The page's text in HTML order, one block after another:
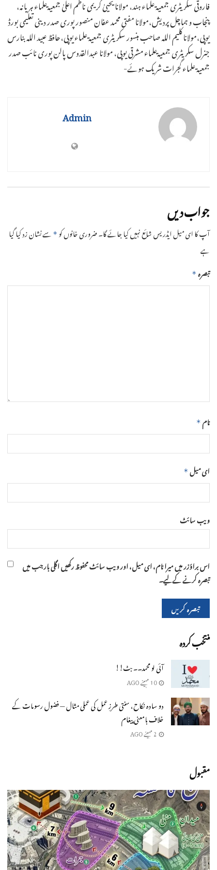
فاروقی سکریٹری جمعیۃ علماء ہند، مولانا یحییٰ کریمی ناظم اعلیٰ جمعیۃعلماء ہریانہ،
پنجاب و ہماچل پردیش،مولانا مفتی محمد عفان منصورپوری صدر دینی تعلیمی بورڈ
یوپی،مولانا کلیم اللہ صاحب ہنسور سکریٹری جمعیۃ علماء یوپی،حافظ عبید اللہ بنارس
جنرل سکریٹری جمعیۃعلماء مشرقی یوپی، مولانا عبدالقدوس پالن پوری نائب صدر
جمعیۃ علماء گجرات شریک ہوئے-
Admin
جواب دیں
آپ کا ای میل ایڈریس شائع نہیں کیا جائے گا۔ضروری خانوں کو* سے نشان زد کیا گیا
ہے
تبصرہ *
نام *
ای میل *
ویب‌ سائٹ
اس براؤزر میں میرا نام، ای میل، اور ویب سائٹ محفوظ رکھیں اگلی بار جب میں
تبصرہ کرنے کےلیے۔
منتخب کردہ
آئی لو محمد۔۔ بٹ!!
دو سادہ نکاح، سنتی طرزِ عمل کی عملی مثال — فضول رسومات کے
خلاف بامعنی پیغام
مقبول